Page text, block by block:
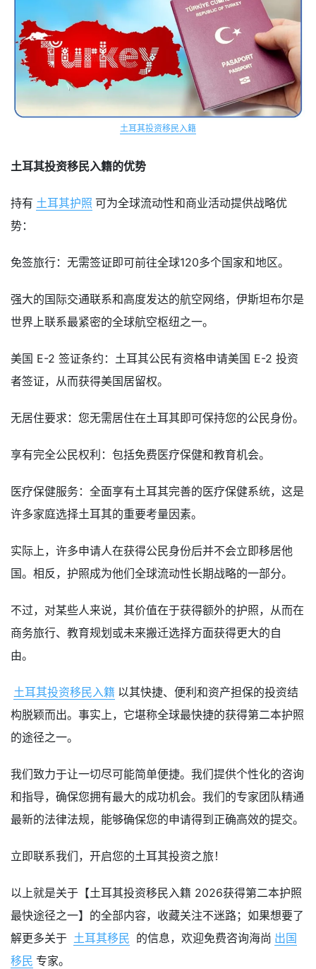
土耳其投资移民入籍
土耳其投资移民入籍的优势
持有 土耳其护照 可为全球流动性和商业活动提供战略优
势：
免签旅行：无需签证即可前往全球120多个国家和地区。
强大的国际交通联系和高度发达的航空网络，伊斯坦布尔是
世界上联系最紧密的全球航空枢纽之一。
美国 E-2 签证条约：土耳其公民有资格申请美国 E-2 投资
者签证，从而获得美国居留权。
无居住要求：您无需居住在土耳其即可保持您的公民身份。
享有完全公民权利：包括免费医疗保健和教育机会。
医疗保健服务：全面享有土耳其完善的医疗保健系统，这是
许多家庭选择土耳其的重要考量因素。
实际上，许多申请人在获得公民身份后并不会立即移居他
国。相反，护照成为他们全球流动性长期战略的一部分。
不过，对某些人来说，其价值在于获得额外的护照，从而在
商务旅行、教育规划或未来搬迁选择方面获得更大的自
由。
土耳其投资移民入籍 以其快捷、便利和资产担保的投资结
构脱颖而出。事实上，它堪称全球最快捷的获得第二本护照
的途径之一。
我们致力于让一切尽可能简单便捷。我们提供个性化的咨询
和指导，确保您拥有最大的成功机会。我们的专家团队精通
最新的法律法规，能够确保您的申请得到正确高效的提交。
立即联系我们，开启您的土耳其投资之旅！
以上就是关于【土耳其投资移民入籍 2026获得第二本护照
最快途径之一】的全部内容，收藏关注不迷路；如果想要了
解更多关于 土耳其移民 的信息，欢迎免费咨询海尚 出国
移民 专家。